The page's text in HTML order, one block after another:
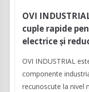
OVI
cuple rapide
electrice și
OVI INDUSTRIAL
componente
recunoscute la nivel